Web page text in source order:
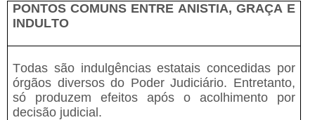
PONTOS COMUNS ENTRE ANISTIA, GRAÇA E
INDULTO
Todas são indulgências estatais concedidas por
órgãos diversos do Poder Judiciário. Entretanto,
só produzem efeitos após o acolhimento por
decisão judicial.